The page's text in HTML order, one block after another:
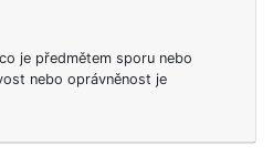
je předmětem sporu nebo
nebo oprávněnost je